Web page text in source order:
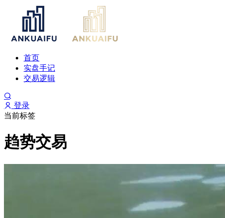
首页
实盘手记
交易逻辑
登录
当前标签
趋势交易